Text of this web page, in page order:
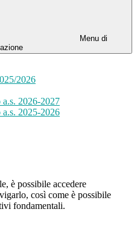
Menu di
2026
a.s. 2026-2027
a.s. 2025-2026
è possibile accedere
così come è possibile
fondamentali.